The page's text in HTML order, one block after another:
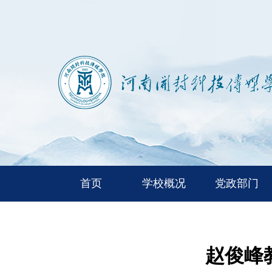
首页 学校概况 党政部门
赵俊峰